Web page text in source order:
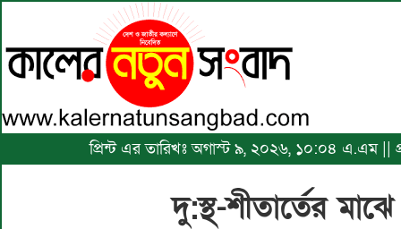
প্রিন্ট এর তারিখঃ অগাস্ট ৯, ২০২৬, ১০:০৪ এ.এম ||
দু:স্থ-শীতার্তের